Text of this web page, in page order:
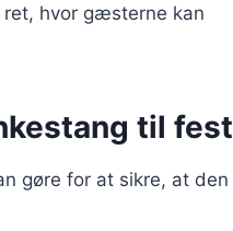
ret, hvor gæsterne kan
til fest
gøre for at sikre, at den